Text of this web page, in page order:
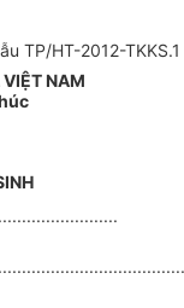
TP/HT-2012-TKKS.1
NAM